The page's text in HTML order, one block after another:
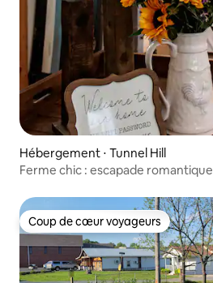
Hébergement ⋅ Tunnel Hill
Ferme chic : escapade romantique
Coup de cœur voyageurs
Coup de cœur voyageurs